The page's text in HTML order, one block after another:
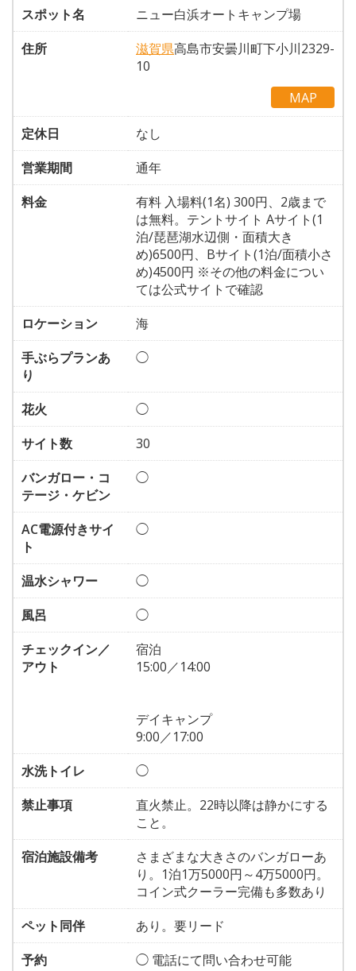
スポット名
ニュー白浜オートキャンプ場
住所
滋賀県高島市安曇川町下小川2329-
10
MAP
定休日
なし
営業期間
通年
料金
有料 入場料(1名) 300円、2歳まで
は無料。テントサイト Aサイト(1
泊/琵琶湖水辺側・面積大き
め)6500円、Bサイト(1泊/面積小さ
め)4500円 ※その他の料金につい
ては公式サイトで確認
ロケーション
海
手ぶらプランあ
り
◯
花火
◯
サイト数
30
バンガロー・コ
テージ・ケビン
◯
AC電源付きサイ
ト
◯
温水シャワー
◯
風呂
◯
チェックイン／
アウト
宿泊
15:00／14:00
デイキャンプ
9:00／17:00
水洗トイレ
◯
禁止事項
直火禁止。22時以降は静かにする
こと。
宿泊施設備考
さまざまな大きさのバンガローあ
り。1泊1万5000円～4万5000円。
コイン式クーラー完備も多数あり
ペット同伴
あり。要リード
予約
◯ 電話にて問い合わせ可能